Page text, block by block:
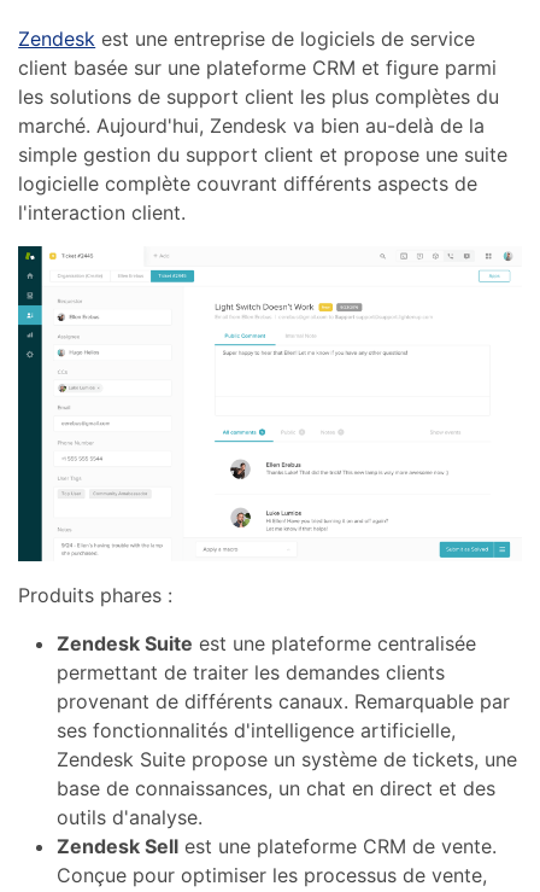
Zendesk est une entreprise de logiciels de service
client basée sur une plateforme CRM et figure parmi
les solutions de support client les plus complètes du
marché. Aujourd'hui, Zendesk va bien au-delà de la
simple gestion du support client et propose une suite
logicielle complète couvrant différents aspects de
l'interaction client.
Produits phares :
Zendesk Suite est une plateforme centralisée
permettant de traiter les demandes clients
provenant de différents canaux. Remarquable par
ses fonctionnalités d'intelligence artificielle,
Zendesk Suite propose un système de tickets, une
base de connaissances, un chat en direct et des
outils d'analyse.
Zendesk Sell est une plateforme CRM de vente.
Conçue pour optimiser les processus de vente,